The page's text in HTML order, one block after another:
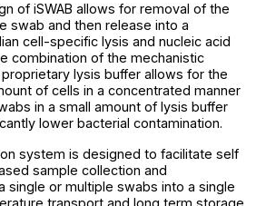
of iSWAB allows for removal of the
swab and then release into a
cell-specific lysis and nucleic acid
combination of the mechanistic
lysis buffer allows for the
of cells in a concentrated manner
in a small amount of lysis buffer
lower bacterial contamination.
system is designed to facilitate self
sample collection and
single or multiple swabs into a single
transport and long term storage.